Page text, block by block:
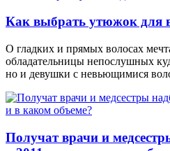
Как выбрать утюжок для
О гладких и прямых волосах
обладательницы непослушных
но и девушки с невьющимися
Получат врачи и